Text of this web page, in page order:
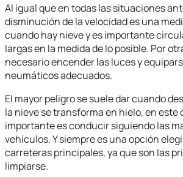
Al igual que en todas las situaciones
disminución de la velocidad es una
cuando hay nieve y es importante
largas en la medida de lo posible. Por
necesario encender las luces y
neumáticos adecuados.
El mayor peligro se suele dar cuando
la nieve se transforma en hielo, en este
importante es conducir siguiendo las
vehículos. Y siempre es una opción
carreteras principales, ya que son las
limpiarse.